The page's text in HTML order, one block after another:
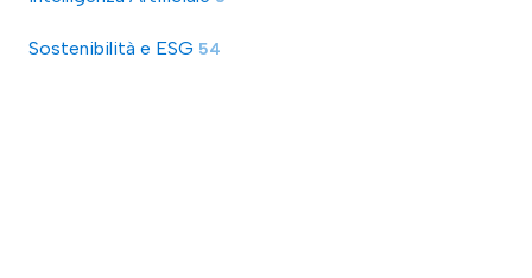
Sostenibilità e ESG 54